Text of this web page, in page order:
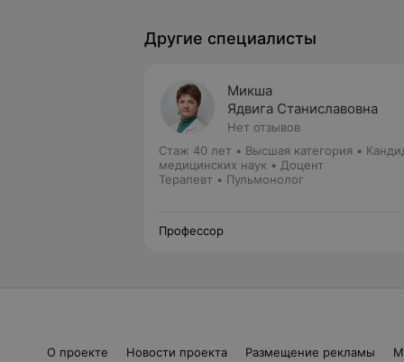
Другие специалисты
Микша
Ядвига Станиславовна
Нет отзывов
Стаж 40 лет • Высшая категория •
медицинских наук • Доцент
Терапевт • Пульмонолог
Профессор
О проекте Новости проекта Размещение рекламы